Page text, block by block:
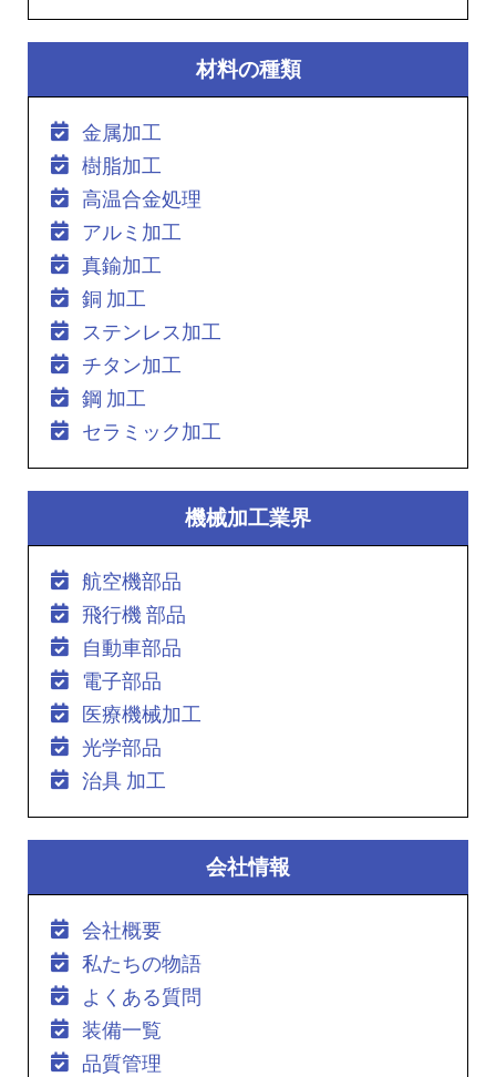
材料の種類
金属加工
樹脂加工
高温合金処理
アルミ加工
真鍮加工
銅 加工
ステンレス加工
チタン加工
鋼 加工
セラミック加工
機械加工業界
航空機部品
飛行機 部品
自動車部品
電子部品
医療機械加工
光学部品
治具 加工
会社情報
会社概要
私たちの物語
よくある質問
装備一覧
品質管理